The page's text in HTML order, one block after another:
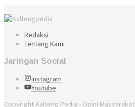
Redaksi
Tentang Kami
Jaringan Social
Instagram
Youtube
Copyright Kalteng Pedia - Opini Masyarakat